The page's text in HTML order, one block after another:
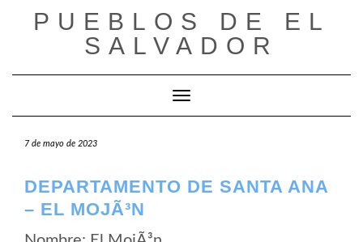
PUEBLOS DE EL
SALVADOR
Cambiar modo de navegación
7 de mayo de 2023
DEPARTAMENTO DE SANTA ANA
– EL MOJÃ³N